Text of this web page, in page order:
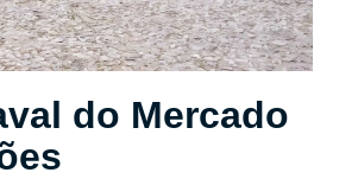
do Mercado